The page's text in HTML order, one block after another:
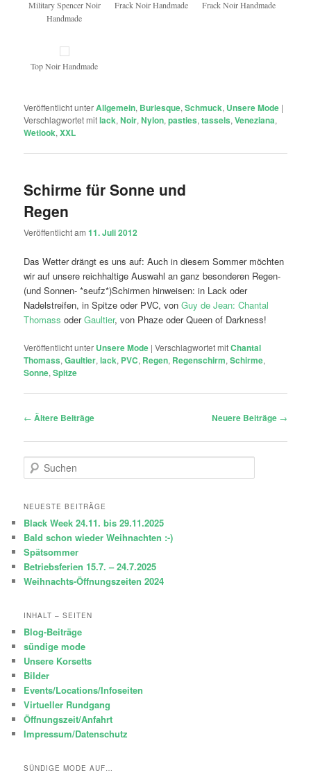
Military Spencer Noir
Handmade
Frack Noir Handmade Frack Noir Handmade
Top Noir Handmade
Veröffentlicht unterAllgemein, Burlesque,Schmuck, Unsere Mode |
Verschlagwortet mitlack,Noir,Nylon,pasties,tassels,Veneziana,
Wetlook,XXL
Schirme für Sonne und
Regen
Veröffentlicht am11. Juli 2012
Das Wetter drängt es uns auf: Auch in diesem Sommer möchten
wir auf unsere reichhaltige Auswahl an ganz besonderen Regen-
(und Sonnen- *seufz*)Schirmen hinweisen: in Lack oder
Nadelstreifen, in Spitze oder PVC, vonGuy de Jean: Chantal
Thomass oderGaultier, von Phaze oder Queen of Darkness!
Veröffentlicht unter Unsere Mode |Verschlagwortet mitChantal
Thomass,Gaultier,lack, PVC, Regen, Regenschirm,Schirme,
Sonne,Spitze
Beitragsnavigation
← Ältere Beiträge Neuere Beiträge →
u
h
n
NEUESTE BEITRÄGE
Black Week 24.11. bis 29.11.2025
Bald schon wieder Weihnachten :-)
Spätsommer
Betriebsferien 15.7. – 24.7.2025
Weihnachts-Öffnungszeiten 2024
INHALT – SEITEN
Blog-Beiträge
sündige mode
Unsere Korsetts
Bilder
Events/Locations/Infoseiten
Virtueller Rundgang
Öffnungszeit/Anfahrt
Impressum/Datenschutz
SÜNDIGE MODE AUF…